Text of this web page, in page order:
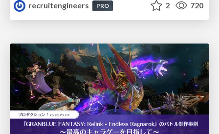
recruitengineers
PRO 2 720